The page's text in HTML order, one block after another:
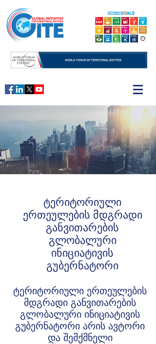
ტერიტორიული ერთეულების
მდგრადი განვითარების
გლობალური ინიციატივის
გუბერნატორი არის ავტორი
და შემქმნელი
ტერიტორიული
ერთეულების მდგრადი
განვითარების
გლობალური
ინიციატივის
გუბერნატორი